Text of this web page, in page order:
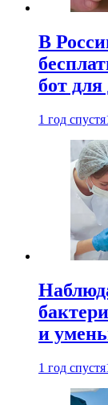
В
бот
1 год спустя
и
1 год спустя